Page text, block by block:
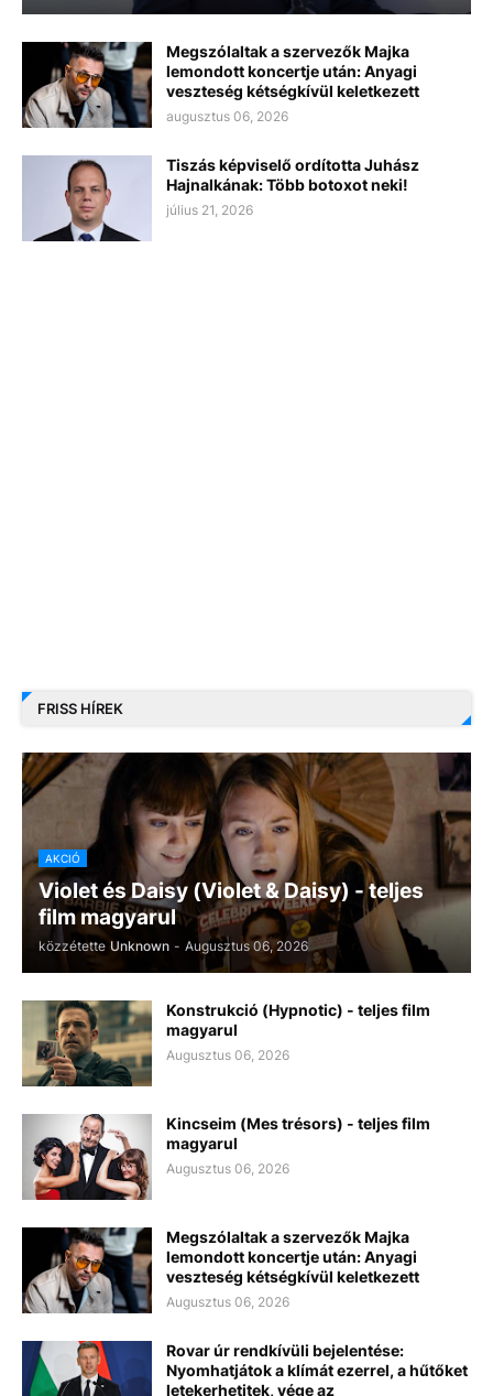
Megszólaltak a szervezők Majka
lemondott koncertje után: Anyagi
veszteség kétségkívül keletkezett
augusztus 06, 2026
Tiszás képviselő ordította Juhász
Hajnalkának: Több botoxot neki!
július 21, 2026
FRISS HÍREK
AKCIÓ
Violet és Daisy (Violet & Daisy) - teljes
film magyarul
közzétette Unknown - Augusztus 06, 2026
Konstrukció (Hypnotic) - teljes film
magyarul
Augusztus 06, 2026
Kincseim (Mes trésors) - teljes film
magyarul
Augusztus 06, 2026
Megszólaltak a szervezők Majka
lemondott koncertje után: Anyagi
veszteség kétségkívül keletkezett
Augusztus 06, 2026
Rovar úr rendkívüli bejelentése:
Nyomhatjátok a klímát ezerrel, a hűtőket
letekerhetitek, vége az